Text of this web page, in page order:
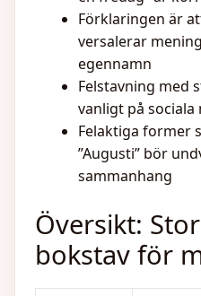
Förklaringen är
versalerar
egennamn
Felstavning med
vanligt på sociala
Felaktiga former
”Augusti” bör
sammanhang
Översikt:
bokstav för